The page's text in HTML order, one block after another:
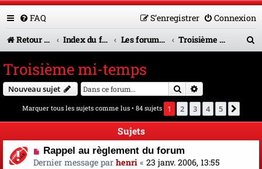
FAQ Connexion
S’enregistrer
Retour vers le site U.A.G.R.
Index du forum Les forums en service Troisième mi-temps
Troisième mi-temps
Nouveau sujet Rechercher
Marquer tous les sujets comme lus • 84 sujets 1 2 3 4 5
Sujets
Rappel au règlement du forum
Dernier message par henri « 23 janv. 2006, 13:55